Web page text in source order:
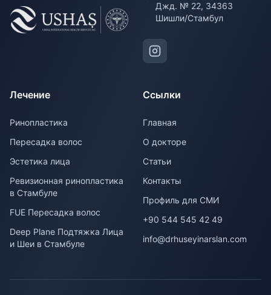
Лечение
Ринопластика
Пересадка волос
Эстетика лица
Ревизионная ринопластика
в Стамбуле
FUE Пересадка волос
Deep Plane Подтяжка Лица
и Шеи в Стамбуле
Ссылки
Главная
О докторе
Статьи
Контакты
Профиль для СМИ
+90 544 545 42 49
info@drhuseyinarslan.com
Джд. № 22, 34363
Шишли/Стамбул